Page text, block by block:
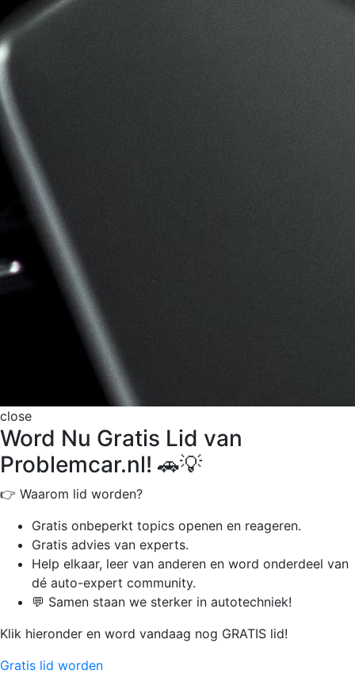
close
Word Nu Gratis Lid van
Problemcar.nl! 🚗💡
👉 Waarom lid worden?
Gratis onbeperkt topics openen en reageren.
Gratis advies van experts.
Help elkaar, leer van anderen en word onderdeel van
dé auto-expert community.
💬 Samen staan we sterker in autotechniek!
Klik hieronder en word vandaag nog GRATIS lid!
Gratis lid worden